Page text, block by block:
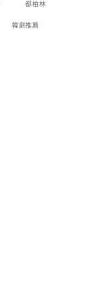
都柏林
韓劇推薦